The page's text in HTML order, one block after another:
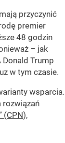
przyczynić
premier
48 godzin
– jak
Donald Trump
w tym czasie.
wsparcia.
rozwiązań
(CPN),